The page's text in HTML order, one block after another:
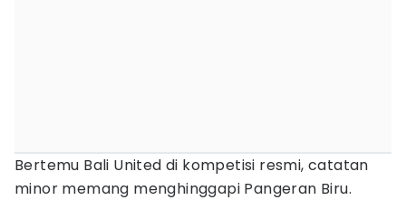
Bertemu Bali United di kompetisi resmi, catatan
minor memang menghinggapi Pangeran Biru.